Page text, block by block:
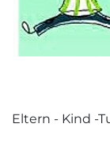
Eltern - Kind -